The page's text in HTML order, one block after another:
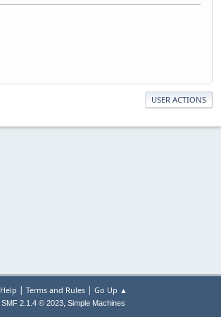
USER ACTIONS
Help | Terms and Rules| Go Up ▲
SMF 2.1.4 © 2023, Simple Machines